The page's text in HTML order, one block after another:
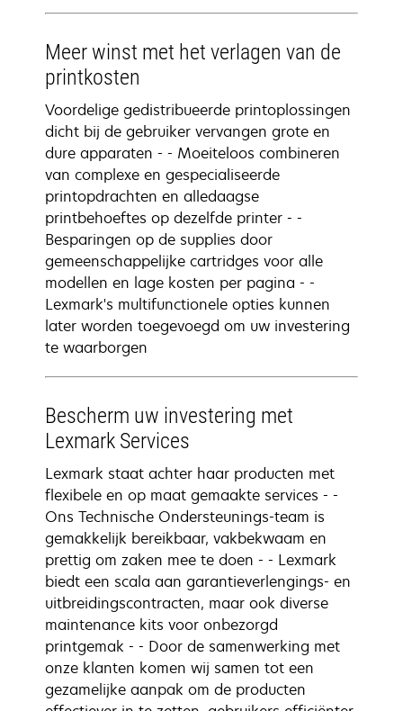
Meer winst met het verlagen van de
printkosten
Voordelige gedistribueerde printoplossingen
dicht bij de gebruiker vervangen grote en
dure apparaten - - Moeiteloos combineren
van complexe en gespecialiseerde
printopdrachten en alledaagse
printbehoeftes op dezelfde printer - -
Besparingen op de supplies door
gemeenschappelijke cartridges voor alle
modellen en lage kosten per pagina - -
Lexmark's multifunctionele opties kunnen
later worden toegevoegd om uw investering
te waarborgen
Bescherm uw investering met
Lexmark Services
Lexmark staat achter haar producten met
flexibele en op maat gemaakte services - -
Ons Technische Ondersteunings-team is
gemakkelijk bereikbaar, vakbekwaam en
prettig om zaken mee te doen - - Lexmark
biedt een scala aan garantieverlengings- en
uitbreidingscontracten, maar ook diverse
maintenance kits voor onbezorgd
printgemak - - Door de samenwerking met
onze klanten komen wij samen tot een
gezamelijke aanpak om de producten